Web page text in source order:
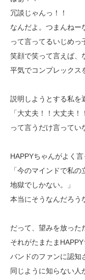
冗談じゃんっ！！
なんだよ。つまんねー
って言ってるいじめっ
笑顔で笑って言えば、
平気でコンプレックス
説明しようとする私を
「大丈夫！！大丈夫
って言うだけ言ってい
HAPPYちゃんがよく言
「今のマインドで私の
地獄でしかない。」
本当にそうなんだろう
だって、望みを放った
それがたまたま
バンドのファンに認知
同じように知らない人